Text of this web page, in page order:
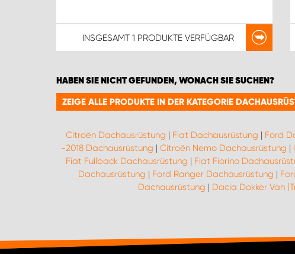
INSGESAMT 1 PRODUKTEVERFÜGBAR
HABEN SIE NICHT GEFUNDEN, WONACH SIE SUCHEN?
ZEIGE ALLE PRODUKTE IN DER KATEGORIE
Citroën Dachausrüstung | Fiat Dachausrüstung | Ford
-2018 Dachausrüstung | Citroën Nemo Dachausrüstung |
Fiat Fullback Dachausrüstung | Fiat Fiorino
Dachausrüstung | Ford Ranger Dachausrüstung |
Dachausrüstung | Dacia Dokker Van